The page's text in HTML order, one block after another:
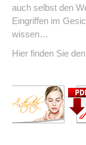
auch selbst den
Eingriffen im
wissen…
Hier finden Sie